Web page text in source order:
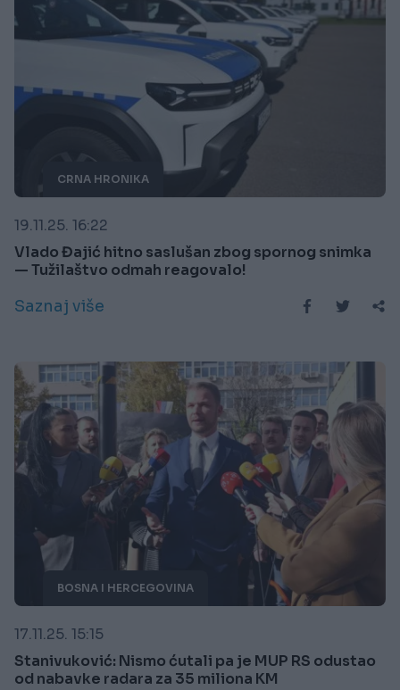
CRNA HRONIKA
19.11.25. 16:22
Vlado Đajić hitno saslušan zbog spornog snimka
— Tužilaštvo odmah reagovalo!
Saznaj više
BOSNA I HERCEGOVINA
17.11.25. 15:15
Stanivuković: Nismo ćutali pa je MUP RS odustao
od nabavke radara za 35 miliona KM